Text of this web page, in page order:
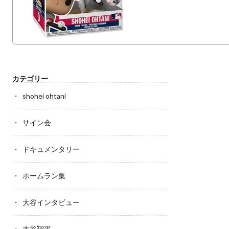
カテゴリー
shohei ohtani
サイン会
ドキュメンタリー
ホームラン集
大谷インタビュー